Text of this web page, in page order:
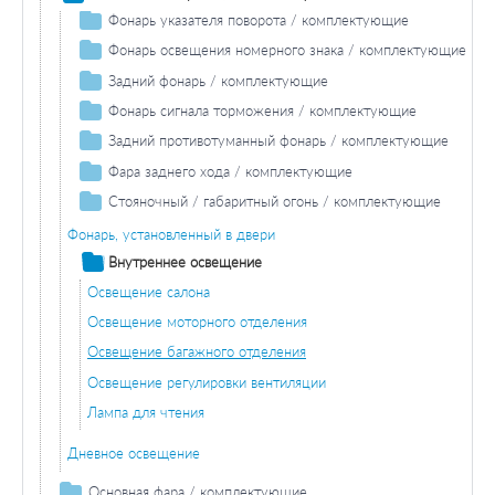
Лампа заднего противотуманного фонаря
Фара заднего хода / комплектующие
Лампа накаливания
Стояночный / габаритный огонь / комплектующие
Стояночный огонь
Габаритный огонь
Лампа накаливания
Фонарь, установленный в двери
Лампа накаливания
Стояночный / габаритный огонь / комплектующие
Стояночный огонь
Габаритный огонь
Лампа накаливания
Дополнительный стоп-сигнал
Лампа накаливания
Фонарь указателя поворота / комплектующие
Лампа накаливания
Фонарь освещения номерного знака / комплектующие
Лампа накаливания
Задний противотуманный фонарь / комплектующие
Лампа заднего противотуманного фонаря
Фара заднего хода / комплектующие
Лампа накаливания
Стояночный / габаритный огонь / комплектующие
Стояночный огонь
Габаритный огонь
Лампа накаливания
Фонарь указателя поворота / комплектующие
Лампа накаливания
Фонарь освещения номерного знака / комплектующие
Лампа накаливания
Задний фонарь / комплектующие
Лампа накаливания заднего фонаря
Фонарь сигнала торможения / комплектующие
Лампа накаливания
Дополнительный стоп-сигнал
Задний противотуманный фонарь / комплектующие
Лампа заднего противотуманного фонаря
Фара заднего хода / комплектующие
Лампа накаливания
Стояночный / габаритный огонь / комплектующие
Стояночный огонь
Габаритный огонь
Лампа накаливания
Фонарь, установленный в двери
Внутреннее освещение
Освещение салона
Освещение моторного отделения
Освещение багажного отделения
Освещение регулировки вентиляции
Лампа для чтения
Дневное освещение
Основная фара / комплектующие